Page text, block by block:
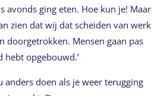
avonds ging eten. Hoe kun je! Maar
zien dat wij dat scheiden van werk
doorgetrokken. Mensen gaan pas
hebt opgebouwd.’
anders doen als je weer terugging